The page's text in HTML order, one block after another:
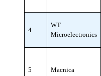
4
WT
Microelectronics
5 Macnica